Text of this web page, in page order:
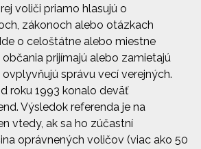
voliči priamo hlasujú o
zákonoch alebo otázkach
o celoštátne alebo miestne
prijímajú alebo zamietajú
správu vecí verejných.
roku 1993 konalo deväť
Výsledok referenda je na
vtedy, ak sa ho zúčastní
oprávnených voličov (viac ako 50